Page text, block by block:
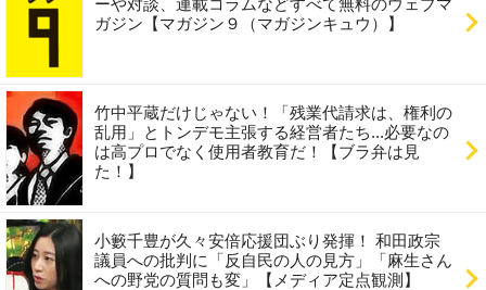
ーや対談、連載コラムなどすべて無料のウェブマ
ガジン【マガジン９（マガジンキュウ）】
竹中平蔵だけじゃない！「残業代請求は、権利の
乱用」とトンデモ主張する経営者たち...必要なの
は高プロでなく使用者教育だ！【ブラ弁は見
た！】
小籔千豊が久々安倍応援団ぶり発揮！ 和田政宗
議員への批判に「反自民の人の見方」「麻生さん
への野党の質問も変」【メディア定点観測】